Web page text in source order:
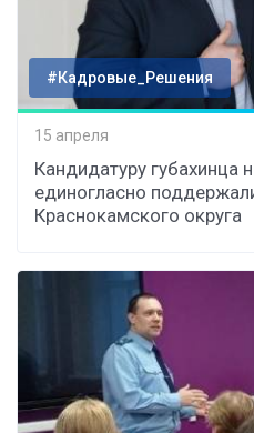
#Кадровые_Решения
15 апреля
Кандидатуру губахинца
единогласно
Краснокамского округа